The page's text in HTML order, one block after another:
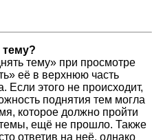
тему» при просмотре
её в верхнюю часть
этого не происходит,
поднятия тем могла
которое должно пройти
ещё не прошло. Также
ответив на неё, однако